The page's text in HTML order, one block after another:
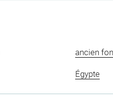
ancien
Égypte